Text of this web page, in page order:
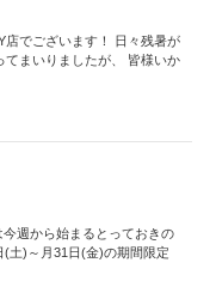
店でございます！ 日々残暑が
まいりましたが、 皆様いか
週から始まるとっておきの
土)～月31日(金)の期間限定